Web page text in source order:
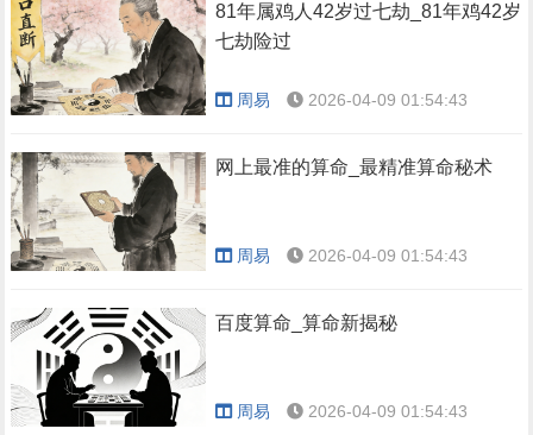
81年属鸡人42岁过七劫_81年鸡42岁
七劫险过
周易 2026-04-09 01:54:43
网上最准的算命_最精准算命秘术
周易 2026-04-09 01:54:43
百度算命_算命新揭秘
周易 2026-04-09 01:54:43